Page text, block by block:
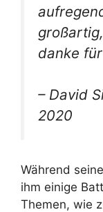
danke
– David
2020
Während
ihm einige
Themen, wie